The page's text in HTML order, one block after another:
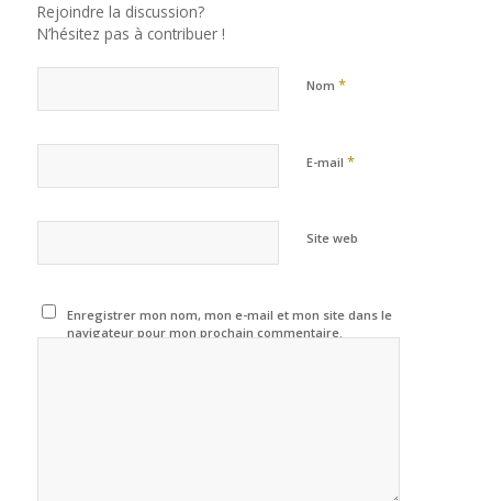
Rejoindre la discussion?
N’hésitez pas à contribuer !
Nom *
E-mail *
Site web
Enregistrer mon nom, mon e-mail et mon site dans le
navigateur pour mon prochain commentaire.